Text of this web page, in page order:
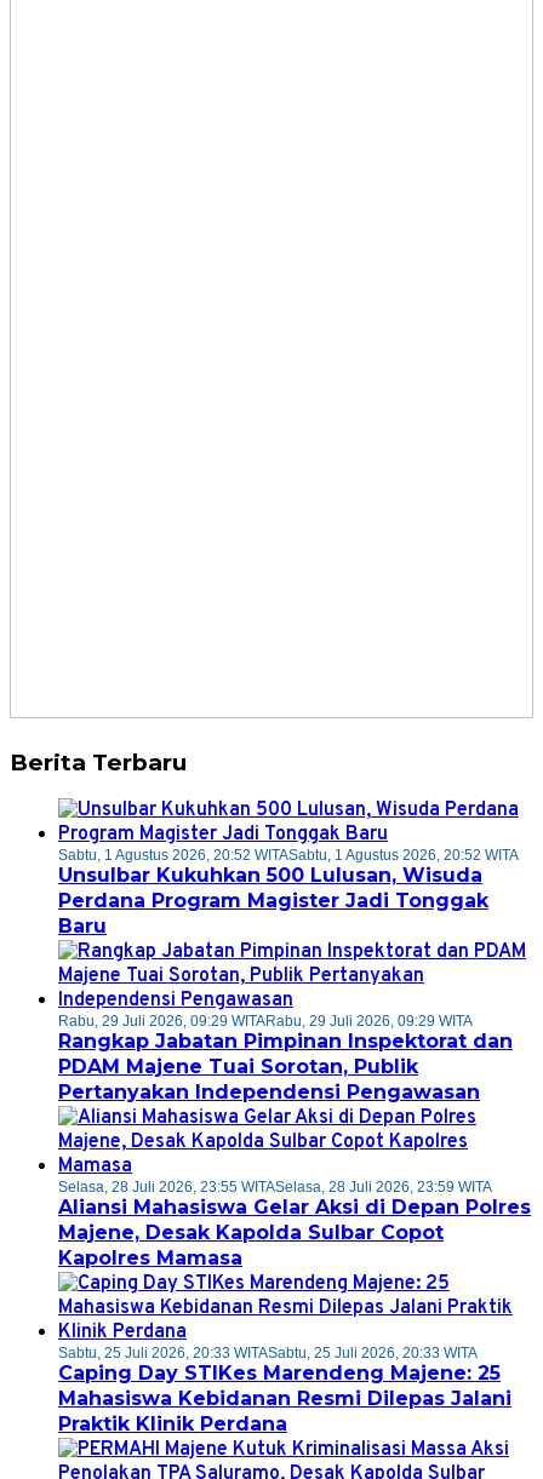
Berita Terbaru
Sabtu, 1 Agustus 2026, 20:52 WITASabtu, 1 Agustus 2026, 20:52 WITA
Unsulbar Kukuhkan 500 Lulusan, Wisuda
Perdana Program Magister Jadi Tonggak
Baru
Rabu, 29 Juli 2026, 09:29 WITARabu, 29 Juli 2026, 09:29 WITA
Rangkap Jabatan Pimpinan Inspektorat dan
PDAM Majene Tuai Sorotan, Publik
Pertanyakan Independensi Pengawasan
Selasa, 28 Juli 2026, 23:55 WITASelasa, 28 Juli 2026, 23:59 WITA
Aliansi Mahasiswa Gelar Aksi di Depan Polres
Majene, Desak Kapolda Sulbar Copot
Kapolres Mamasa
Sabtu, 25 Juli 2026, 20:33 WITASabtu, 25 Juli 2026, 20:33 WITA
Caping Day STIKes Marendeng Majene: 25
Mahasiswa Kebidanan Resmi Dilepas Jalani
Praktik Klinik Perdana